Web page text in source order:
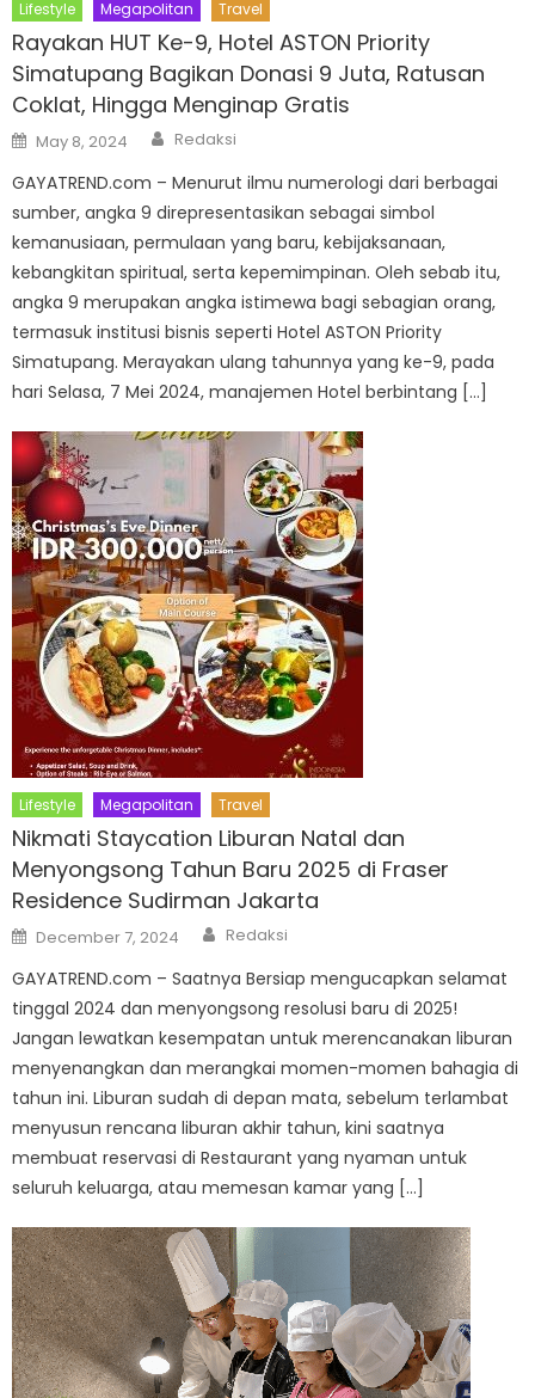
Lifestyle Megapolitan Travel
Rayakan HUT Ke-9, Hotel ASTON Priority
Simatupang Bagikan Donasi 9 Juta, Ratusan
Coklat, Hingga Menginap Gratis
Posted
on
May 8, 2024 Author
Redaksi
GAYATREND.com – Menurut ilmu numerologi dari berbagai
sumber, angka 9 direpresentasikan sebagai simbol
kemanusiaan, permulaan yang baru, kebijaksanaan,
kebangkitan spiritual, serta kepemimpinan. Oleh sebab itu,
angka 9 merupakan angka istimewa bagi sebagian orang,
termasuk institusi bisnis seperti Hotel ASTON Priority
Simatupang. Merayakan ulang tahunnya yang ke-9, pada
hari Selasa, 7 Mei 2024, manajemen Hotel berbintang […]
Lifestyle Megapolitan Travel
Nikmati Staycation Liburan Natal dan
Menyongsong Tahun Baru 2025 di Fraser
Residence Sudirman Jakarta
Posted
on
December 7, 2024 Author
Redaksi
GAYATREND.com – Saatnya Bersiap mengucapkan selamat
tinggal 2024 dan menyongsong resolusi baru di 2025!
Jangan lewatkan kesempatan untuk merencanakan liburan
menyenangkan dan merangkai momen-momen bahagia di
tahun ini. Liburan sudah di depan mata, sebelum terlambat
menyusun rencana liburan akhir tahun, kini saatnya
membuat reservasi di Restaurant yang nyaman untuk
seluruh keluarga, atau memesan kamar yang […]